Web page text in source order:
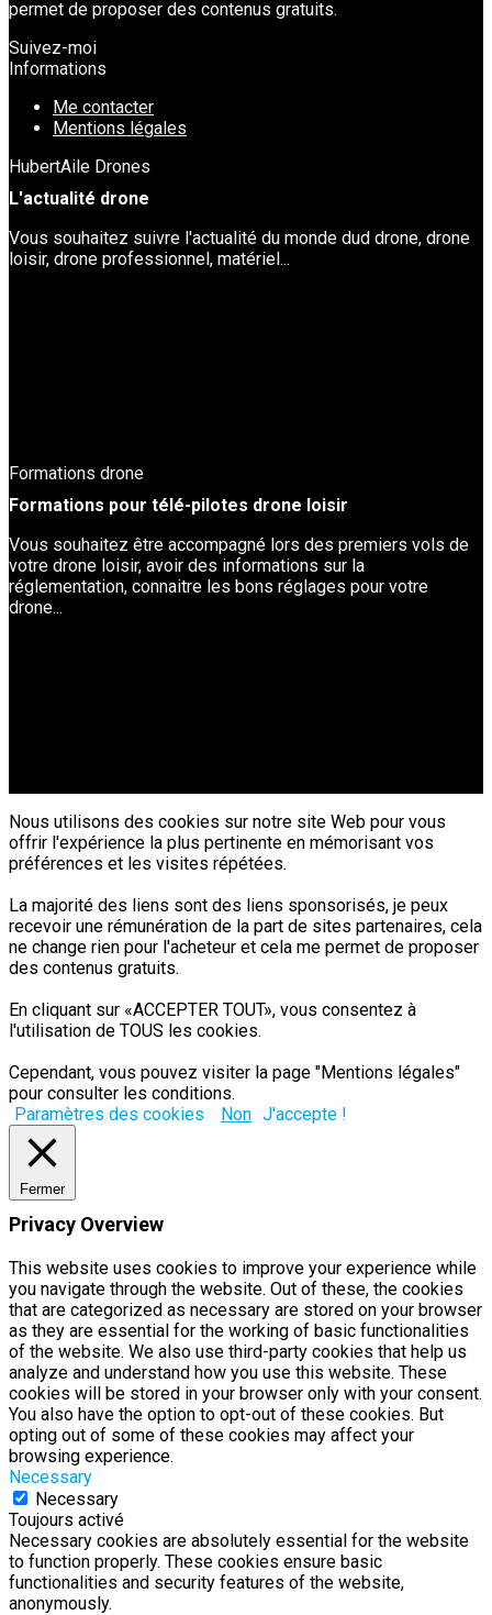
permet de proposer des contenus gratuits.
Suivez-moi
Informations
Me contacter
Mentions légales
HubertAile Drones
L'actualité drone
Vous souhaitez suivre l'actualité du monde dud drone, drone
loisir, drone professionnel, matériel...
Formations drone
Formations pour télé-pilotes drone loisir
Vous souhaitez être accompagné lors des premiers vols de
votre drone loisir, avoir des informations sur la
réglementation, connaitre les bons réglages pour votre
drone...
Nous utilisons des cookies sur notre site Web pour vous
offrir l'expérience la plus pertinente en mémorisant vos
préférences et les visites répétées.
La majorité des liens sont des liens sponsorisés, je peux
recevoir une rémunération de la part de sites partenaires, cela
ne change rien pour l'acheteur et cela me permet de proposer
des contenus gratuits.
En cliquant sur «ACCEPTER TOUT», vous consentez à
l'utilisation de TOUS les cookies.
Cependant, vous pouvez visiter la page "Mentions légales"
pour consulter les conditions.
Paramètres des cookies
Non J'accepte !
Fermer
Privacy Overview
This website uses cookies to improve your experience while
you navigate through the website. Out of these, the cookies
that are categorized as necessary are stored on your browser
as they are essential for the working of basic functionalities
of the website. We also use third-party cookies that help us
analyze and understand how you use this website. These
cookies will be stored in your browser only with your consent.
You also have the option to opt-out of these cookies. But
opting out of some of these cookies may affect your
browsing experience.
Necessary
Necessary
Toujours activé
Necessary cookies are absolutely essential for the website
to function properly. These cookies ensure basic
functionalities and security features of the website,
anonymously.